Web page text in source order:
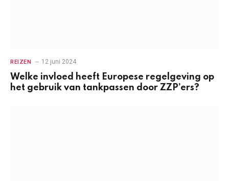
REIZEN 12 juni 2024
Welke invloed heeft Europese regelgeving op
het gebruik van tankpassen door ZZP’ers?